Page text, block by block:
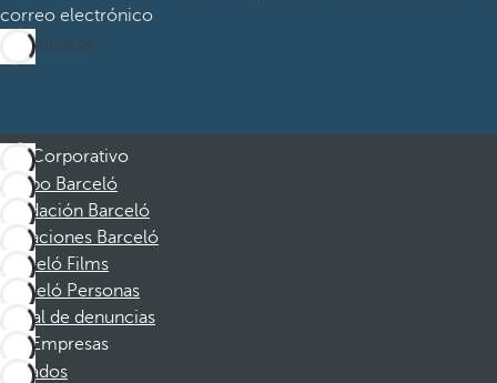
correo electrónico
Suscribirme
Corporativo
Grupo Barceló
Fundación Barceló
Vacaciones Barceló
Barceló Films
Barceló Personas
Canal de denuncias
Empresas
Afiliados